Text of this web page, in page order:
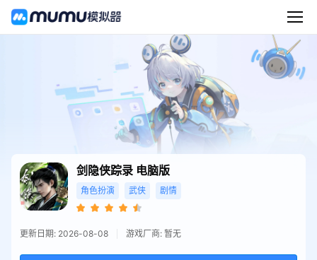
剑隐侠踪录 电脑版
角色扮演 武侠 剧情
更新日期: 2026-08-08 游戏厂商: 暂无